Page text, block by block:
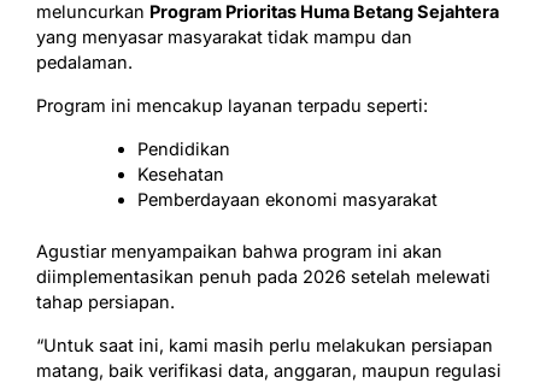
meluncurkan Program Prioritas Huma Betang Sejahtera
yang menyasar masyarakat tidak mampu dan
pedalaman.
Program ini mencakup layanan terpadu seperti:
Pendidikan
Kesehatan
Pemberdayaan ekonomi masyarakat
Agustiar menyampaikan bahwa program ini akan
diimplementasikan penuh pada 2026 setelah melewati
tahap persiapan.
“Untuk saat ini, kami masih perlu melakukan persiapan
matang, baik verifikasi data, anggaran, maupun regulasi